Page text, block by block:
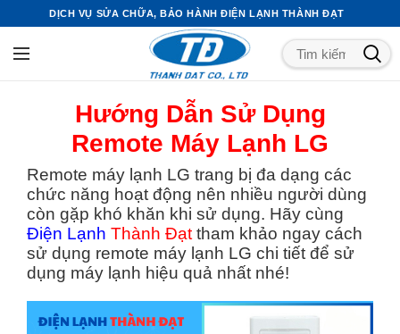
DỊCH VỤ SỬA CHỮA, BẢO HÀNH ĐIỆN LẠNH THÀNH ĐẠT
Hướng Dẫn Sử Dụng
Remote Máy Lạnh LG
Remote máy lạnh LG trang bị đa dạng các
chức năng hoạt động nên nhiều người dùng
còn gặp khó khăn khi sử dụng. Hãy cùng
Điện Lạnh Thành Đạt tham khảo ngay cách
sử dụng remote máy lạnh LG chi tiết để sử
dụng máy lạnh hiệu quả nhất nhé!